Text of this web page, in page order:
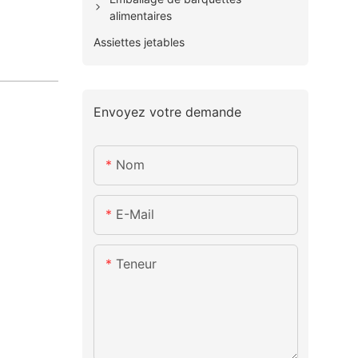
alimentaires
Assiettes jetables
Envoyez votre demande
Nom
E-Mail
Teneur